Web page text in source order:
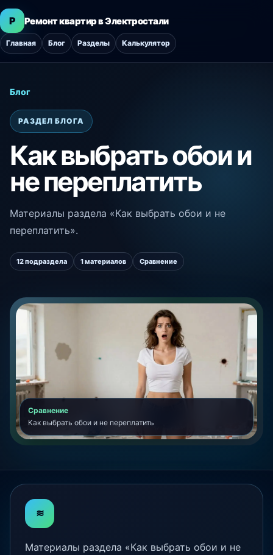
Р Ремонт квартир в Электростали
Главная Блог Разделы Калькулятор
Блог
РАЗДЕЛ БЛОГА
Как выбрать обои и
не переплатить
Материалы раздела «Как выбрать обои и не
переплатить».
12 подраздела 1 материалов Сравнение
Сравнение
Как выбрать обои и не переплатить
≋
Материалы раздела «Как выбрать обои и не